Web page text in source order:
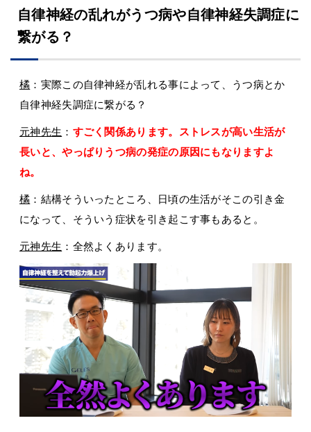
自律神経の乱れがうつ病や自律神経失調症に
繋がる？
橘 ：実際この自律神経が乱れる事によって、うつ病とか
自律神経失調症に繋がる？
元神先生 ： すごく関係あります。ストレスが高い生活が
長いと、やっぱりうつ病の発症の原因にもなりますよ
ね。
橘 ：結構そういったところ、日頃の生活がそこの引き金
になって、そういう症状を引き起こす事もあると。
元神先生 ：全然よくあります。